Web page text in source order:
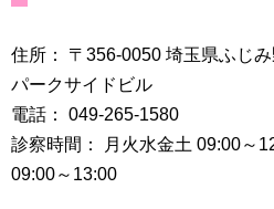
住所： 〒356-0050 埼玉県ふじ
パークサイドビル
電話： 049-265-1580
診察時間： 月火水金土 09:00～
09:00～13:00